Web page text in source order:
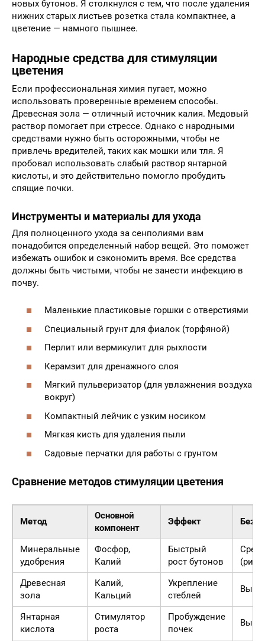
новых бутонов. Я столкнулся с тем, что после удаления
нижних старых листьев розетка стала компактнее, а
цветение — намного пышнее.
Народные средства для стимуляции
цветения
Если профессиональная химия пугает, можно
использовать проверенные временем способы.
Древесная зола — отличный источник калия. Медовый
раствор помогает при стрессе. Однако с народными
средствами нужно быть осторожными, чтобы не
привлечь вредителей, таких как мошки или тля. Я
пробовал использовать слабый раствор янтарной
кислоты, и это действительно помогло пробудить
спящие почки.
Инструменты и материалы для ухода
Для полноценного ухода за сенполиями вам
понадобится определенный набор вещей. Это поможет
избежать ошибок и сэкономить время. Все средства
должны быть чистыми, чтобы не занести инфекцию в
почву.
Маленькие пластиковые горшки с отверстиями
Специальный грунт для фиалок (торфяной)
Перлит или вермикулит для рыхлости
Керамзит для дренажного слоя
Мягкий пульверизатор (для увлажнения воздуха
вокруг)
Компактный лейчик с узким носиком
Мягкая кисть для удаления пыли
Садовые перчатки для работы с грунтом
Сравнение методов стимуляции цветения
Метод
Основной
компонент
Эффект
Минеральные
удобрения
Фосфор,
Калий
Быстрый
рост бутонов
Древесная
зола
Калий,
Кальций
Укрепление
стеблей
Янтарная
кислота
Стимулятор
роста
Пробуждение
почек